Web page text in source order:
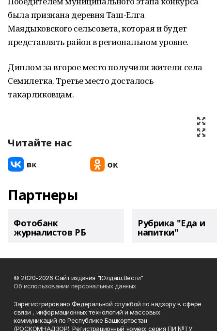
была признана деревня Таш-Елга
Маядыковского сельсовета, которая и будет
представлять район в региональном уровне.
Диплом за второе место получили жители села
Семилетка. Третье место досталось
такарликовцам.
Читайте нас
Партнеры
Фотобанк
журналистов РБ
Рубрика "Еда и
напитки"
© 2020-2026 Сайт издания "Юлдаш.Вести"
Об использовании персональных данных
Зарегистрировано Федеральной службой по надзору в сфере
связи , информационных технологий и массовых
коммуникаций по Республике Башкортостан
(РОСКОМНАДЗОР). Регистрационный номер: серия ПИ №ТУ